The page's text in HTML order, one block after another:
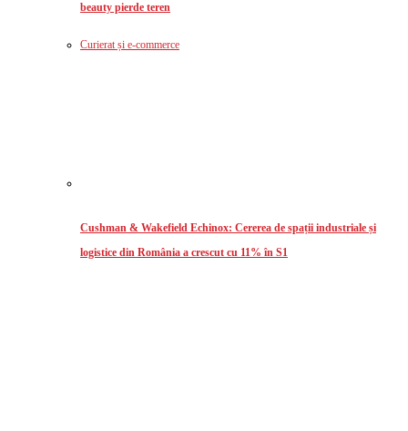
beauty pierde teren
Curierat și e-commerce
Cushman & Wakefield Echinox: Cererea de spații industriale și
logistice din România a crescut cu 11% în S1